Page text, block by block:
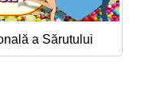
a Sărutului